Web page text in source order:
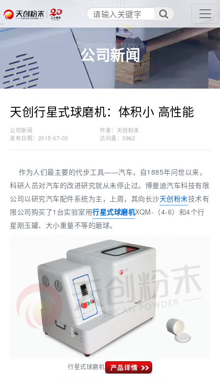
公司新闻
Company News
天创行星式球磨机：体积小 高性能
公司新闻
作者：天创粉末
发布日期：2015-07-03
访问量：3962
作为人们最主要的代步工具——汽车，自1885年问世以来，
科研人员对汽车的改进研究就从未停止过。博曼迪汽车科技有限
公司以研究汽车配件系统为主，上周，其向长沙天创粉末技术有
限公司购买了1台实验室用行星式球磨机XQM-（4-6）和4个行
星刚玉罐、大小重量不等的磨球。
行星式球磨机